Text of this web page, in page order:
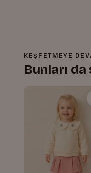
KEŞFETMEYE
Bunları